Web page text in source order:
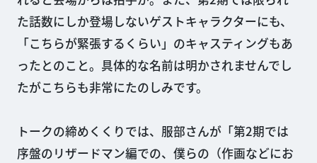
た話数にしか登場しないゲストキャラクターにも、
「こちらが緊張するくらい」のキャスティングもあ
ったとのこと。具体的な名前は明かされませんでし
たがこちらも非常にたのしみです。
トークの締めくくりでは、服部さんが「第2期では
序盤のリザードマン編での、僕らの（作画などにお